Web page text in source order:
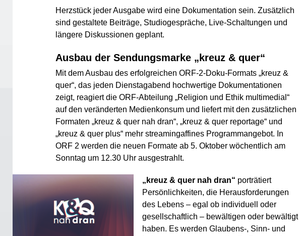
Herzstück jeder Ausgabe wird eine Dokumentation sein. Zusätzlich
sind gestaltete Beiträge, Studiogespräche, Live-Schaltungen und
längere Diskussionen geplant.
Ausbau der Sendungsmarke „kreuz & quer“
Mit dem Ausbau des erfolgreichen ORF-2-Doku-Formats „kreuz &
quer“, das jeden Dienstagabend hochwertige Dokumentationen
zeigt, reagiert die ORF-Abteilung „Religion und Ethik multimedial“
auf den veränderten Medienkonsum und liefert mit den zusätzlichen
Formaten „kreuz & quer nah dran“, „kreuz & quer reportage“ und
„kreuz & quer plus“ mehr streamingaffines Programmangebot. In
ORF 2 werden die neuen Formate ab 5. Oktober wöchentlich am
Sonntag um 12.30 Uhr ausgestrahlt.
„kreuz & quer nah dran“ porträtiert
Persönlichkeiten, die Herausforderungen
des Lebens – egal ob individuell oder
gesellschaftlich – bewältigen oder bewältigt
haben. Es werden Glaubens-, Sinn- und